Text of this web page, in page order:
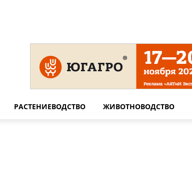
РАСТЕНИЕВОДСТВО ЖИВОТНОВОДСТВО